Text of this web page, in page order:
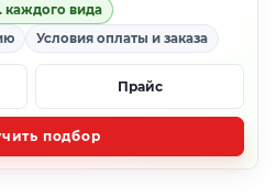
каждого вида
Условия оплаты и заказа
Прайс
подбор